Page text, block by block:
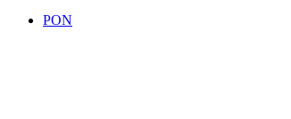
PON